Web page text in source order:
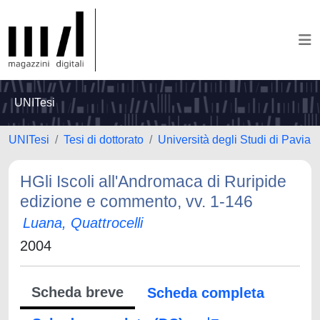
UNITesi
UNITesi Tesi di dottorato Università degli Studi di Pavia
HGli Iscoli all'Andromaca di Ruripide
edizione e commento, vv. 1-146
Luana, Quattrocelli
2004
Scheda breve
Scheda completa